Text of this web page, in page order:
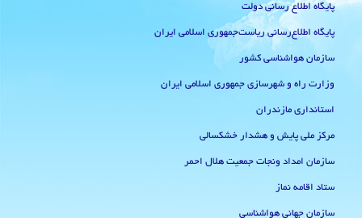
پایگاه اطلاع رسانی دولت
پایگاه اطلاع‌رسانی ریاست‌جمهوری اسلامی ایران
سازمان هواشناسی کشور
وزارت راه و شهرسازی جمهوری اسلامی ایران
استانداری مازندران
مرکز ملی پایش و هشدار خشکسالی
سازمان امداد ونجات جمعیت هلال احمر
ستاد اقامه نماز
سازمان جهانی هواشناسی